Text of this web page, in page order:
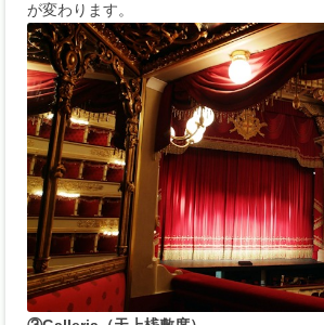
が変わります。